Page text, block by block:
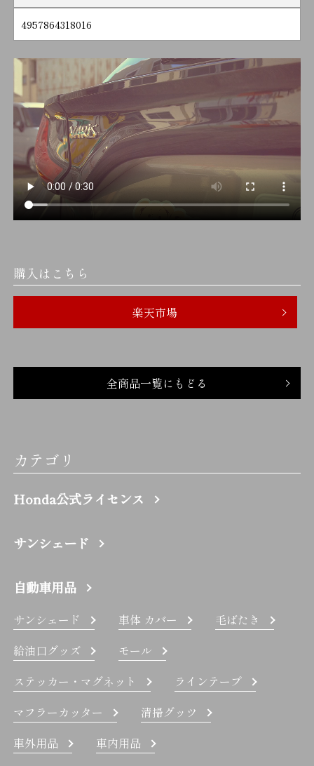
4957864318016
購入はこちら
楽天市場
全商品一覧にもどる
カテゴリ
Honda公式ライセンス
サンシェード
自動車用品
サンシェード 車体 カバー
毛ばたき
給油口グッズ
モール
ステッカー・マグネット
ラインテープ
マフラーカッター
清掃グッツ
車外用品
車内用品